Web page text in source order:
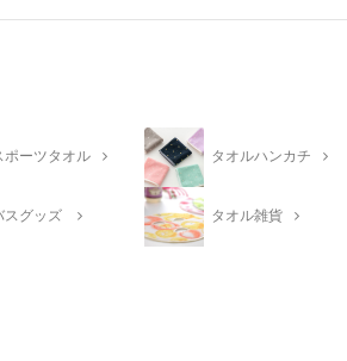
ポーツタオル タオルハンカチ
スグッズ タオル雑貨